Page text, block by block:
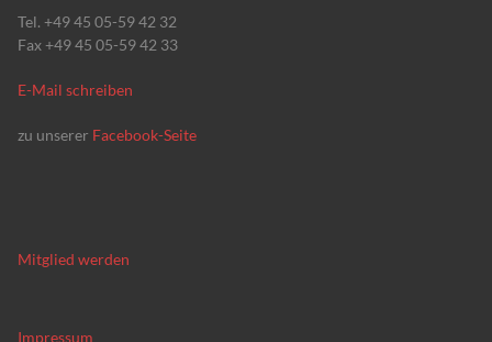
Tel. +49 45 05-59 42 32
Fax +49 45 05-59 42 33
E-Mail schreiben
zu unserer Facebook-Seite
Mitglied werden
Impressum